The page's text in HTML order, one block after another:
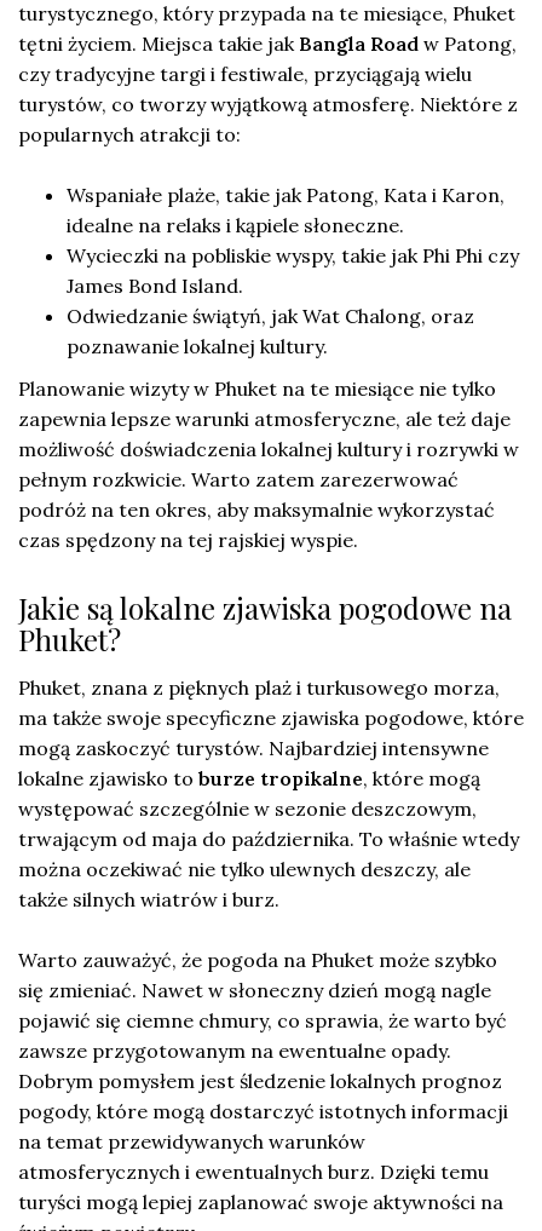
turystycznego, który przypada na te miesiące, Phuket
tętni życiem. Miejsca takie jak Bangla Road w Patong,
czy tradycyjne targi i festiwale, przyciągają wielu
turystów, co tworzy wyjątkową atmosferę. Niektóre z
popularnych atrakcji to:
Wspaniałe plaże, takie jak Patong, Kata i Karon,
idealne na relaks i kąpiele słoneczne.
Wycieczki na pobliskie wyspy, takie jak Phi Phi czy
James Bond Island.
Odwiedzanie świątyń, jak Wat Chalong, oraz
poznawanie lokalnej kultury.
Planowanie wizyty w Phuket na te miesiące nie tylko
zapewnia lepsze warunki atmosferyczne, ale też daje
możliwość doświadczenia lokalnej kultury i rozrywki w
pełnym rozkwicie. Warto zatem zarezerwować
podróż na ten okres, aby maksymalnie wykorzystać
czas spędzony na tej rajskiej wyspie.
Jakie są lokalne zjawiska pogodowe na
Phuket?
Phuket, znana z pięknych plaż i turkusowego morza,
ma także swoje specyficzne zjawiska pogodowe, które
mogą zaskoczyć turystów. Najbardziej intensywne
lokalne zjawisko to burze tropikalne, które mogą
występować szczególnie w sezonie deszczowym,
trwającym od maja do października. To właśnie wtedy
można oczekiwać nie tylko ulewnych deszczy, ale
także silnych wiatrów i burz.
Warto zauważyć, że pogoda na Phuket może szybko
się zmieniać. Nawet w słoneczny dzień mogą nagle
pojawić się ciemne chmury, co sprawia, że warto być
zawsze przygotowanym na ewentualne opady.
Dobrym pomysłem jest śledzenie lokalnych prognoz
pogody, które mogą dostarczyć istotnych informacji
na temat przewidywanych warunków
atmosferycznych i ewentualnych burz. Dzięki temu
turyści mogą lepiej zaplanować swoje aktywności na